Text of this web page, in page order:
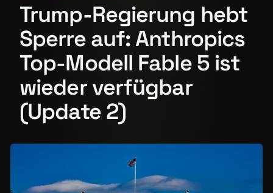
Trump-Regierung hebt
Sperre auf: Anthropics
Top-Modell Fable 5 ist
wieder verfügbar
(Update 2)